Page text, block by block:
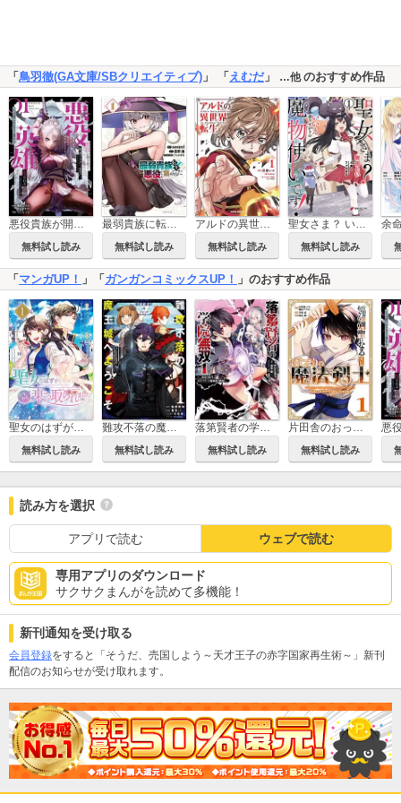
「鳥羽徹(GA文庫/SBクリエイティブ) 」 「えむだ」 …他のおすすめ作品
悪役貴族が開き直って破滅フラグを“実力”で叩き折っていたら、いつの間にかヒロイン達から英雄視されるようになった件（コミック）
無料試し読み
最弱貴族に転生したので悪役たちを集めてみた
無料試し読み
アルドの異世界転生
無料試し読み
聖女さま？ いいえ、通りすがりの魔物使いです！ ～絶対無敵の聖女はモフモフと旅をする～
無料試し読み
「 マンガUP！ 」「 ガンガンコミックスUP！ 」のおすすめ作品
聖女のはずが、どうやら乗っ取られました
無料試し読み
難攻不落の魔王城へようこそ～デバフは不要と勇者パーティーを追い出された黒魔導士、魔王軍の最高幹部に迎えられる～
無料試し読み
落第賢者の学院無双 ～二度目の転生、Sランクチート魔術師冒険録～
無料試し読み
片田舎のおっさん、剣聖になる外伝 はじまりの魔法剣士
無料試し読み
読み方を選択
アプリで読む ウェブで読む
専用アプリのダウンロード
サクサクまんがを読めて多機能！
新刊通知を受け取る
会員登録をすると「そうだ、売国しよう～天才王子の赤字国家再生術～」新刊
配信のお知らせが受け取れます。